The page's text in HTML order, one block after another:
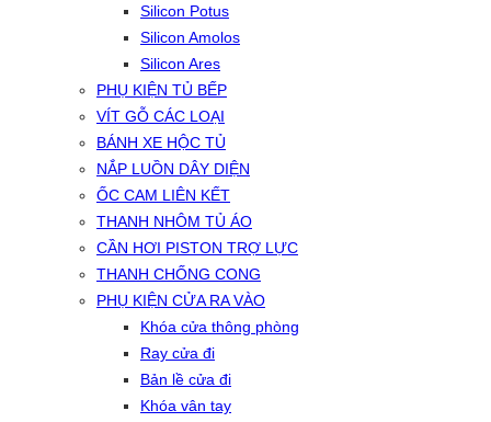
Silicon Potus
Silicon Amolos
Silicon Ares
PHỤ KIỆN TỦ BẾP
VÍT GỖ CÁC LOẠI
BÁNH XE HỘC TỦ
NẮP LUỒN DÂY DIỆN
ỐC CAM LIÊN KẾT
THANH NHÔM TỦ ÁO
CẦN HƠI PISTON TRỢ LỰC
THANH CHỐNG CONG
PHỤ KIỆN CỬA RA VÀO
Khóa cửa thông phòng
Ray cửa đi
Bản lề cửa đi
Khóa vân tay